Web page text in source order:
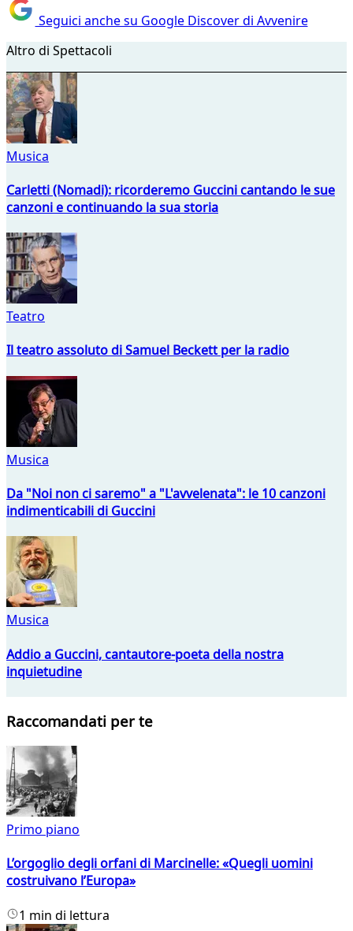
Seguici anche su Google Discover di Avvenire
Altro di Spettacoli
Musica
Carletti (Nomadi): ricorderemo Guccini cantando le sue
canzoni e continuando la sua storia
Teatro
Il teatro assoluto di Samuel Beckett per la radio
Musica
Da "Noi non ci saremo" a "L'avvelenata": le 10 canzoni
indimenticabili di Guccini
Musica
Addio a Guccini, cantautore-poeta della nostra
inquietudine
Raccomandati per te
Primo piano
L’orgoglio degli orfani di Marcinelle: «Quegli uomini
costruivano l’Europa»
1 min di lettura